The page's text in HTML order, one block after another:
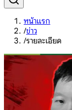
หน้าแรก
/ข่าว
/รายละเอียด